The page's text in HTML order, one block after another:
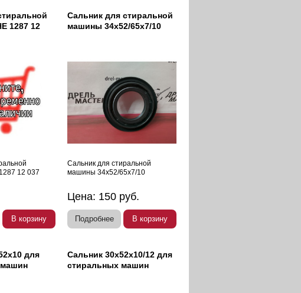
1287 12
12 037
В корзину
Сальник для стиральной
машины 34х52/65х7/10
Сальник для стиральной
машины 34х52/65х7/10
Цена: 150 руб.
Подробнее В корзину
для
Сальник 30х52х10/12 для
стиральных машин